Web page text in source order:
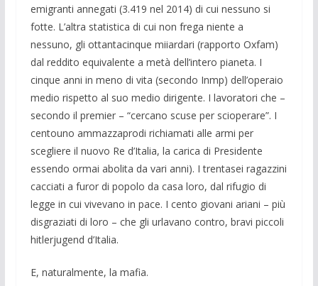
emigranti anne­gati (3.419 nel 2014) di cui nessuno si
fot­te. L’altra statistica di cui non frega niente a
nessuno, gli ottantacinque miiardari (rapporto Oxfam)
dal reddito equivalente a metà dell’intero pianeta. I
cinque anni in meno di vita (secondo Inmp) dell’operaio
medio rispetto al suo medio dirigente. I lavoratori che –
secondo il premier – “cer­cano scuse per scioperare”. I
centouno ammazzaprodi richiamati alle armi per
scegliere il nuovo Re d’Italia, la carica di Presidente
essendo ormai abolita da vari anni). I trentasei ragazzini
cacciati a furor di popolo da casa loro, dal rifugio di
legge in cui vivevano in pace. I cento giovani ariani – più
disgraziati di loro – che gli ur­lavano contro, bravi piccoli
hitlerjugend d’Italia.
E, naturalmente, la mafia.